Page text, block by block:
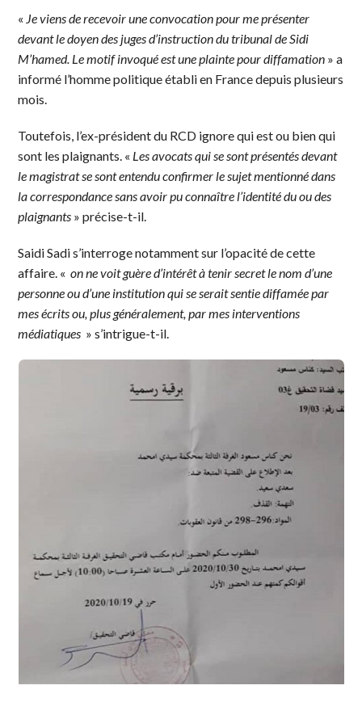
« Je viens de recevoir une convocation pour me présenter
devant le doyen des juges d’instruction du tribunal de Sidi
M’hamed. Le motif invoqué est une plainte pour diffamation » a
informé l’homme politique établi en France depuis plusieurs
mois.
Toutefois, l’ex-président du RCD ignore qui est ou bien qui
sont les plaignants. « Les avocats qui se sont présentés devant
le magistrat se sont entendu confirmer le sujet mentionné dans
la correspondance sans avoir pu connaître l’identité du ou des
plaignants » précise-t-il.
Saidi Sadi s’interroge notamment sur l’opacité de cette
affaire. « on ne voit guère d’intérêt à tenir secret le nom d’une
personne ou d’une institution qui se serait sentie diffamée par
mes écrits ou, plus généralement, par mes interventions
médiatiques » s’intrigue-t-il.